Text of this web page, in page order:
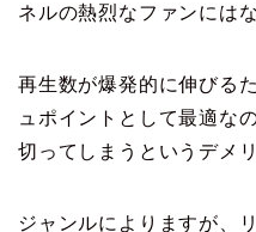
ネルの熱烈なファンには
再生数が爆発的に伸びる
ュポイントとして最適な
切ってしまうというデメ
ジャンルによりますが、